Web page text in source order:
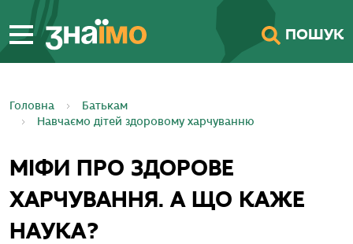
ПЕРЕЙТИ ДО
ГОЛОВНОГО
ПОШУК
Головна
Батькам
Навчаємо дітей здоровому харчуванню
МІФИ ПРО ЗДОРОВЕ
ХАРЧУВАННЯ. А ЩО КАЖЕ
НАУКА?